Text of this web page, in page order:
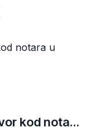
Koliko košta kupoprodajni ugovor kod notara u Bosni i Hercegovini?